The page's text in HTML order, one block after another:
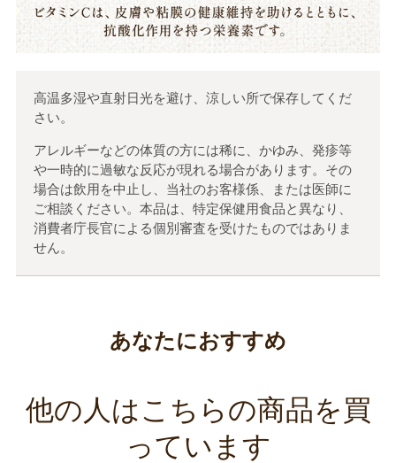
高温多湿や直射日光を避け、涼しい所で保存してくだ
さい。
アレルギーなどの体質の方には稀に、かゆみ、発疹等
や一時的に過敏な反応が現れる場合があります。その
場合は飲用を中止し、当社のお客様係、または医師に
ご相談ください。本品は、特定保健用食品と異なり、
消費者庁長官による個別審査を受けたものではありま
せん。
あなたにおすすめ
他の人はこちらの商品を買
っています